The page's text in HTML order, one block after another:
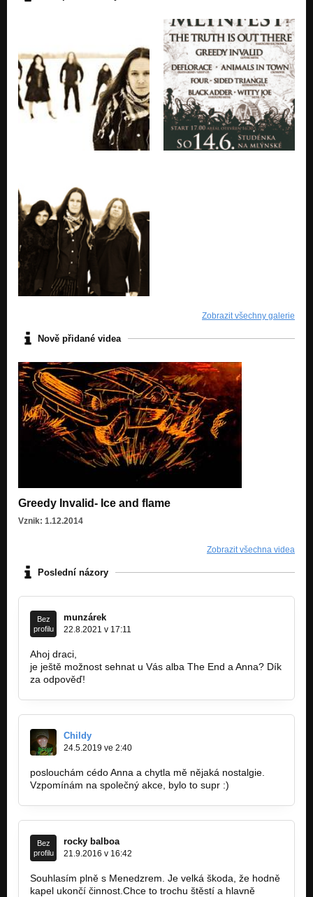
Zobrazit všechny galerie
Nově přidané videa
Greedy Invalid- Ice and flame
Vznik: 1.12.2014
Zobrazit všechna videa
Poslední názory
Bez
profilu
munzárek
22.8.2021 v 17:11
Ahoj draci,
je ještě možnost sehnat u Vás alba The End a Anna? Dík
za odpověď!
Childy
24.5.2019 ve 2:40
poslouchám cédo Anna a chytla mě nějaká nostalgie.
Vzpomínám na společný akce, bylo to supr :)
Bez
profilu
rocky balboa
21.9.2016 v 16:42
Souhlasím plně s Menedzrem. Je velká škoda, že hodně
kapel ukončí činnost.Chce to trochu štěstí a hlavně